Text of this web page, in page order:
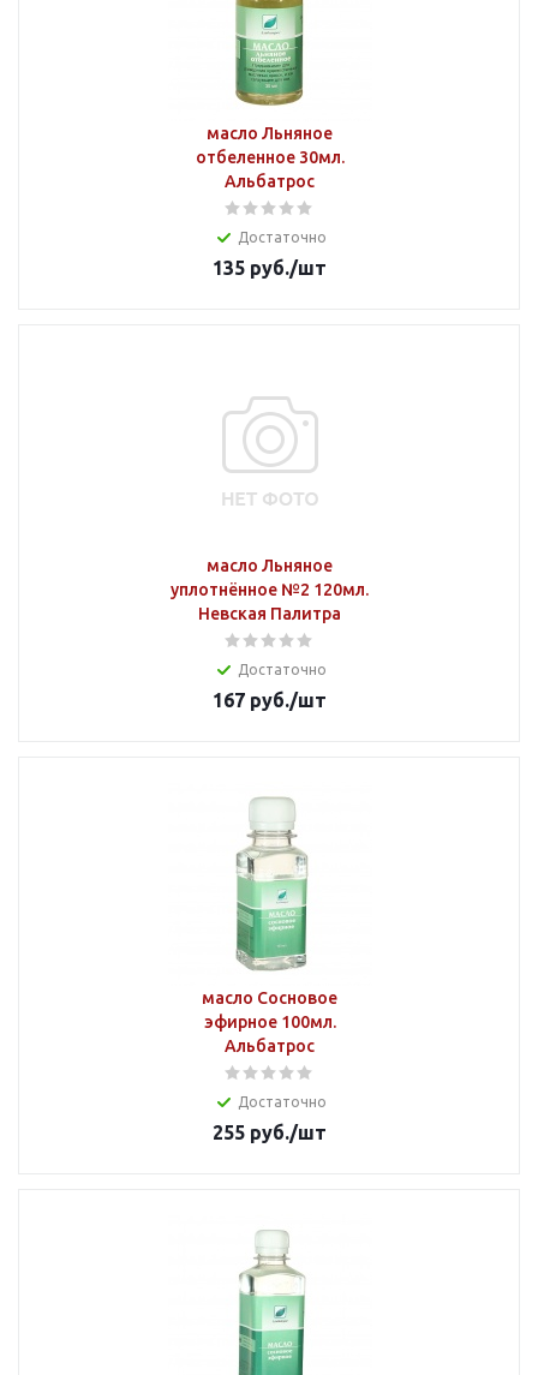
масло Льняное
отбеленное 30мл.
Альбатрос
Достаточно
135 руб./шт
масло Льняное
уплотнённое №2 120мл.
Невская Палитра
Достаточно
167 руб./шт
масло Сосновое
эфирное 100мл.
Альбатрос
Достаточно
255 руб./шт